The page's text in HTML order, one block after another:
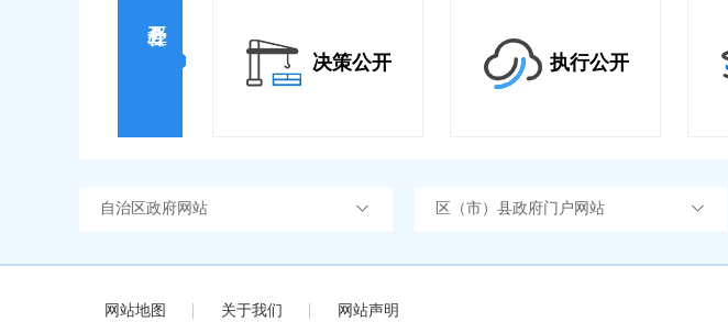
决策公开 执行公开
自治区政府网站 区（市）县政府门户网站
网站地图 关于我们 网站声明